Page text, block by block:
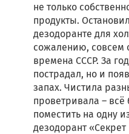
не только
продукты.
дезодоранте для
сожалению, совсем
времена СССР. За
пострадал, но и
запах. Чистила
проветривала – всё
поместить на одну
дезодорант